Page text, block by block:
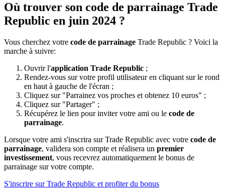
Où trouver son code de parrainage Trade
Republic en juin 2024 ?
Vous cherchez votre code de parrainage Trade Republic ? Voici la
marche à suivre:
Ouvrir l'application Trade Republic ;
Rendez-vous sur votre profil utilisateur en cliquant sur le rond
en haut à gauche de l'écran ;
Cliquez sur "Parrainez vos proches et obtenez 10 euros" ;
Cliquez sur "Partager" ;
Récupérez le lien pour inviter votre ami ou le code de
parrainage.
Lorsque votre ami s'inscrira sur Trade Republic avec votre code de
parrainage, validera son compte et réalisera un premier
investissement, vous recevrez automatiquement le bonus de
parrainage sur votre compte.
S'inscrire sur Trade Republic et profiter du bonus